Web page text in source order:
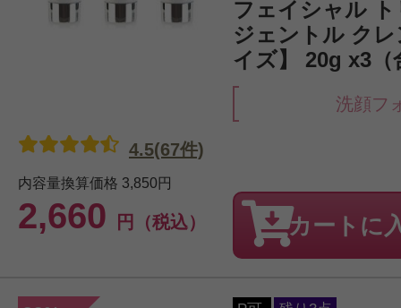
フェイシャル
ジェントル ク
イズ】 20g x3（
洗顔フ
内容量換算価格 3,850円
2,660 円（税込）
4.5(67件)
カートに